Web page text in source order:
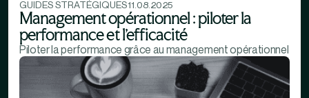
GUIDES STRATÉGIQUES11.08.2025
Management opérationnel : piloter la
performance et l’efficacité
Piloter la performance grâce au management opérationnel